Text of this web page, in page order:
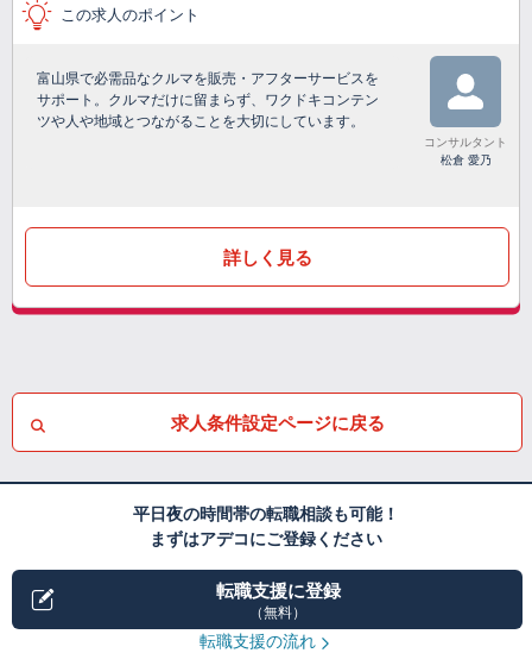
この求人のポイント
富山県で必需品なクルマを販売・アフターサービスを
サポート。クルマだけに留まらず、ワクドキコンテン
ツや人や地域とつながることを大切にしています。
コンサルタント
松倉 愛乃
詳しく見る
求人条件設定ページに戻る
平日夜の時間帯の転職相談も可能！
まずはアデコにご登録ください
転職支援に登録
（無料）
転職支援の流れ